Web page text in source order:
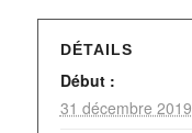
DÉTAILS
Début :
31 décembre 2019